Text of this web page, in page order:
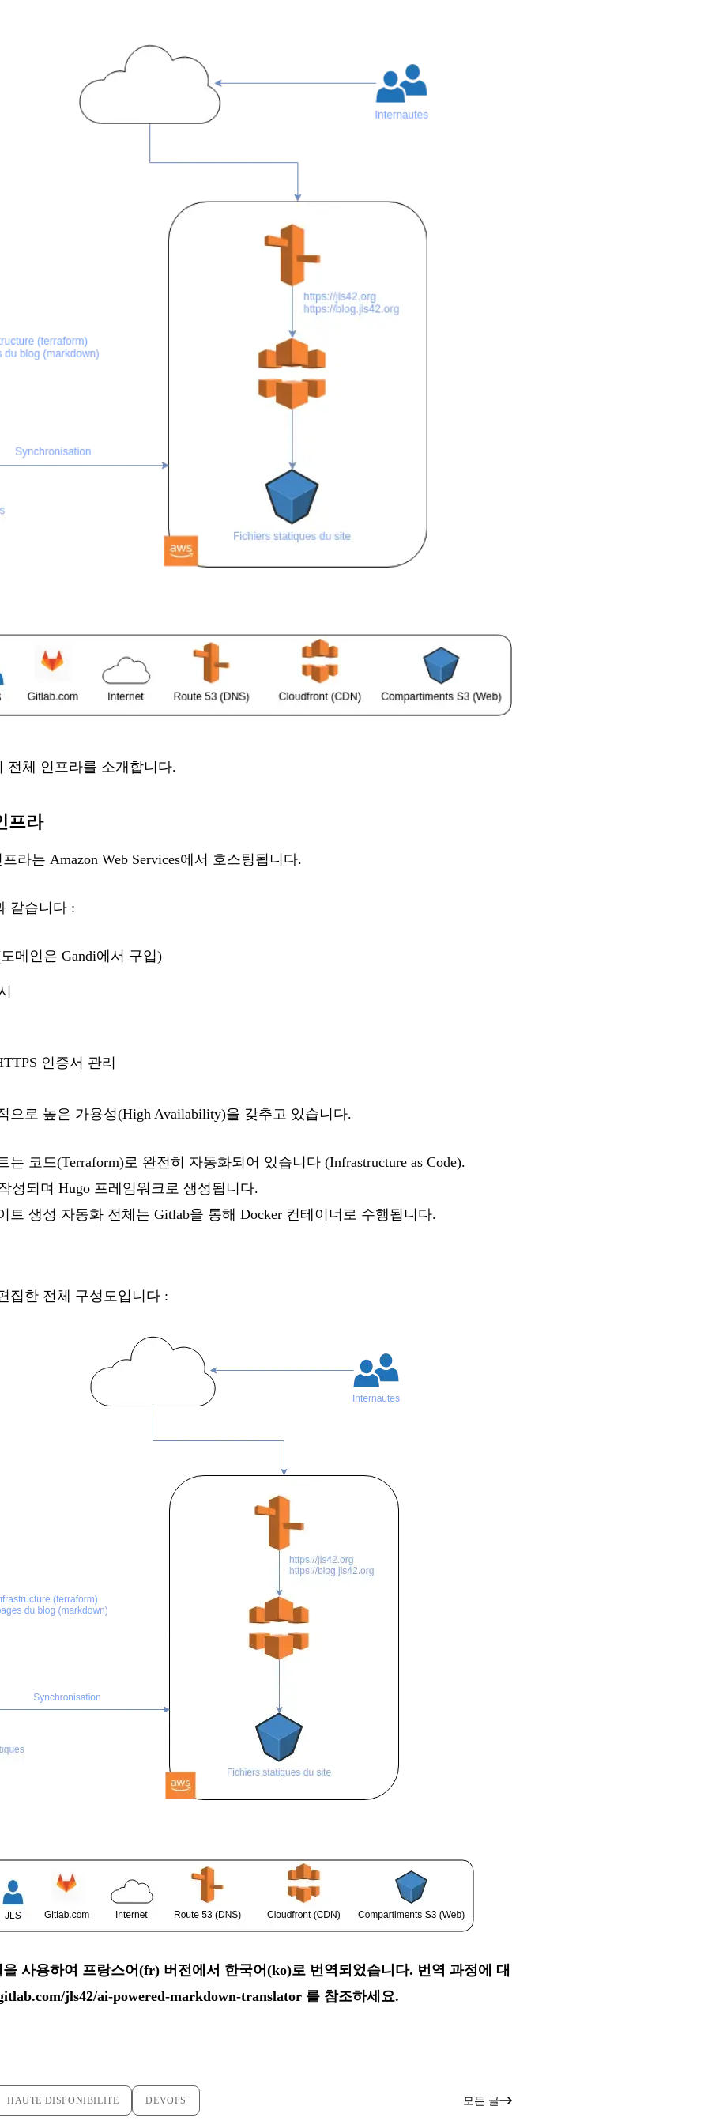
전체 인프라를 소개합니다.
프라
라는 Amazon Web Services에서 호스팅됩니다.
같습니다 :
메인은 Gandi에서 구입)
인증서 관리
으로 높은 가용성(High Availability)을 갖추고 있습니다.
는 코드(Terraform)로 완전히 자동화되어 있습니다 (Infrastructure as Code).
성되며 Hugo 프레임워크로 생성됩니다.
트 생성 자동화 전체는 Gitlab을 통해 Docker 컨테이너로 수행됩니다.
집한 전체 구성도입니다 :
사용하여 프랑스어(fr) 버전에서 한국어(ko)로 번역되었습니다. 번역 과정에 대
jls42/ai-powered-markdown-translator 를 참조하세요.
HAUTE DISPONIBILITE DEVOPS 모든 글